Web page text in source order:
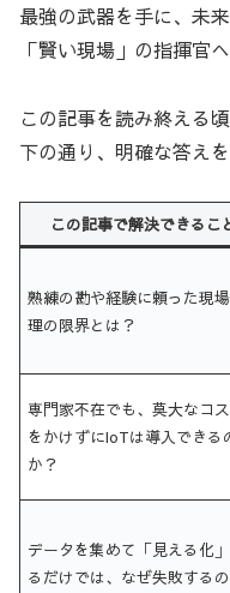
最強の武器を手に、未
「賢い現場」の指揮官
この記事を読み終える
下の通り、明確な答え
この記事で解決できるこ
熟練の勘や経験に頼った現
理の限界とは？
専門家不在でも、莫大なコ
をかけずにIoTは導入できる
か？
データを集めて「見える化
るだけでは、なぜ失敗するの